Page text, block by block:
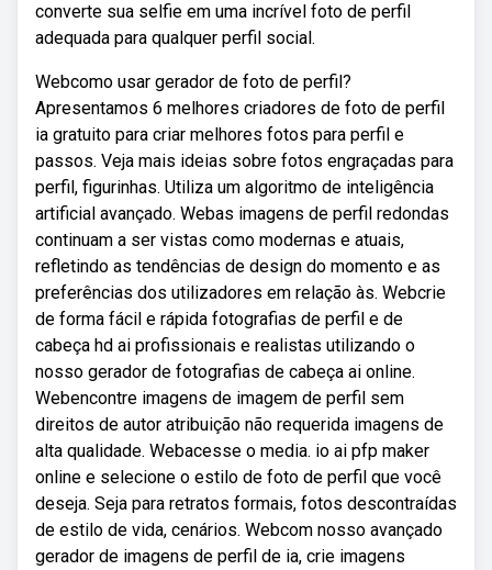
converte sua selfie em uma incrível foto de perfil
adequada para qualquer perfil social.
Webcomo usar gerador de foto de perfil?
Apresentamos 6 melhores criadores de foto de perfil
ia gratuito para criar melhores fotos para perfil e
passos. Veja mais ideias sobre fotos engraçadas para
perfil, figurinhas. Utiliza um algoritmo de inteligência
artificial avançado. Webas imagens de perfil redondas
continuam a ser vistas como modernas e atuais,
refletindo as tendências de design do momento e as
preferências dos utilizadores em relação às. Webcrie
de forma fácil e rápida fotografias de perfil e de
cabeça hd ai profissionais e realistas utilizando o
nosso gerador de fotografias de cabeça ai online.
Webencontre imagens de imagem de perfil sem
direitos de autor atribuição não requerida imagens de
alta qualidade. Webacesse o media. io ai pfp maker
online e selecione o estilo de foto de perfil que você
deseja. Seja para retratos formais, fotos descontraídas
de estilo de vida, cenários. Webcom nosso avançado
gerador de imagens de perfil de ia, crie imagens